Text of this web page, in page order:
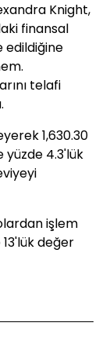
Knight,
finansal
edildiğine
telafi
1,630.30
yüzde 4.3'lük
işlem
değer